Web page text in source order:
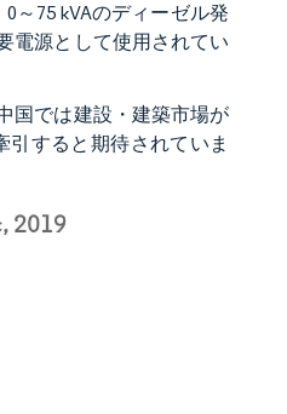
～75 kVAのディーゼル発
電源として使用されてい
国では建設・建築市場が
すると期待されていま